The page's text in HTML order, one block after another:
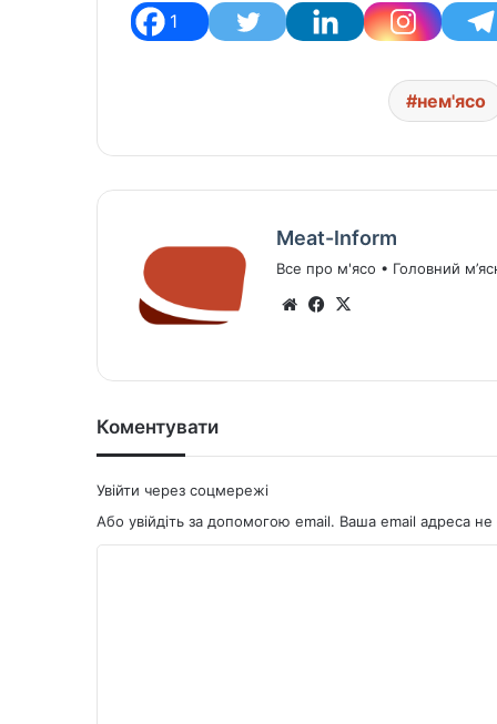
1
нем'ясо
Meat-Inform
Все про м'ясо • Головний
We Fa
ok
Коментувати
Увійти через соцмережі
Або увійдіть за допомогою email. Ваша email адреса